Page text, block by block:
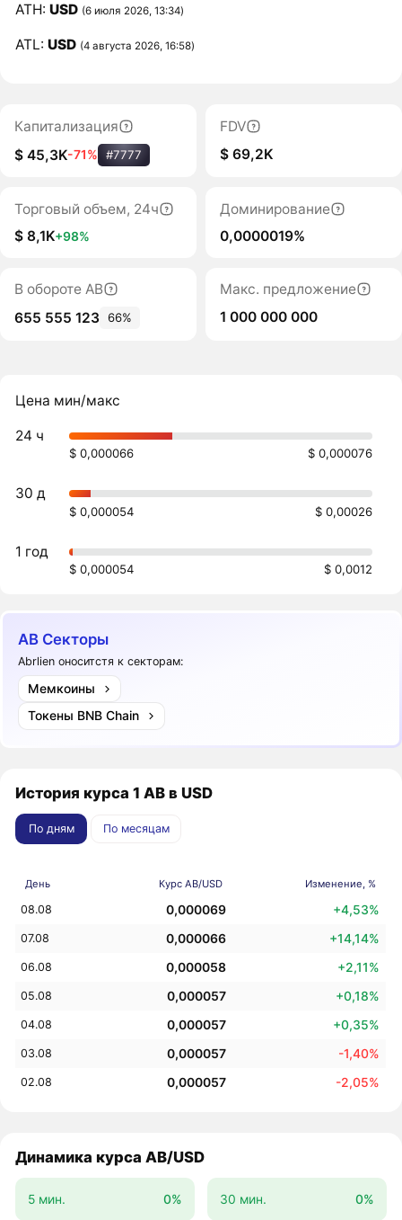
ATH:USD (6 июля 2026, 13:34)
ATL:USD (4 августа 2026, 16:58)
Капитализация
$ 45,3K-71% #7777
FDV
$ 69,2K
Торговый объем, 24ч
$ 8,1K+98%
Доминирование
0,0000019%
В обороте AB
655 555 123 66%
Макс. предложение
1 000 000 000
Цена мин/макс
24 ч
$ 0,000066 $ 0,000076
30 д
$ 0,000054 $ 0,00026
1 год
$ 0,000054 $ 0,0012
AB Секторы
Abrlien оноситстя к секторам:
Мемкоины
Токены BNB Chain
История курса 1 AB в USD
По дням По месяцам
День Курс AB/USD Изменение, %
08.08 0,000069 +4,53%
07.08 0,000066 +14,14%
06.08 0,000058 +2,11%
05.08 0,000057 +0,18%
04.08 0,000057 +0,35%
03.08 0,000057 -1,40%
02.08 0,000057 -2,05%
Динамика курса AB/USD
5 мин. 0% 30 мин. 0%